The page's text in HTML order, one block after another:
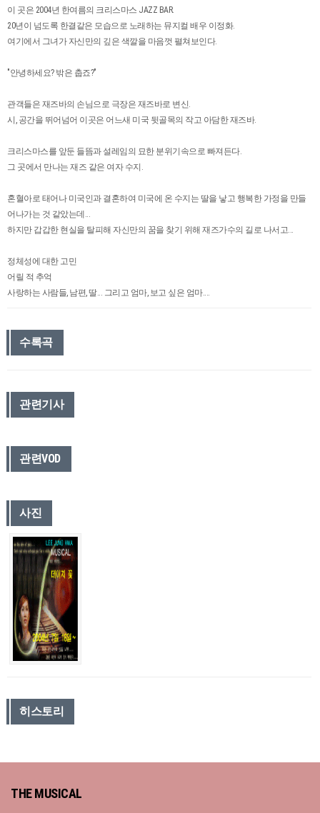
이 곳은 2004년 한여름의 크리스마스 JAZZ BAR.
20년이 넘도록 한결같은 모습으로 노래하는 뮤지컬 배우 이정화.
여기에서 그녀가 자신만의 깊은 색깔을 마음껏 펼쳐보인다.
"안녕하세요? 밖은 춥죠?"
관객들은 재즈바의 손님으로 극장은 재즈바로 변신.
시, 공간을 뛰어넘어 이곳은 어느새 미국 뒷골목의 작고 아담한 재즈바.
크리스마스를 앞둔 들뜸과 설레임의 묘한 분위기속으로 빠져든다.
그 곳에서 만나는 재즈 같은 여자 수지.
혼혈아로 태어나 미국인과 결혼하여 미국에 온 수지는 딸을 낳고 행복한 가정을 만들
어나가는 것 같았는데...
하지만 갑갑한 현실을 탈피해 자신만의 꿈을 찾기 위해 재즈가수의 길로 나서고...
정체성에 대한 고민
어릴 적 추억
사랑하는 사람들, 남편, 딸... 그리고 엄마, 보고 싶은 엄마....
수록곡
관련기사
관련VOD
사진
히스토리
THE MUSICAL